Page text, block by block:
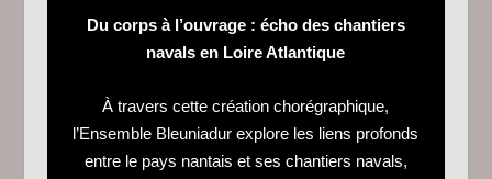
Du corps à l’ouvrage : écho des chantiers
navals en Loire Atlantique
À travers cette création chorégraphique,
l’Ensemble Bleuniadur explore les liens profonds
entre le pays nantais et ses chantiers navals,